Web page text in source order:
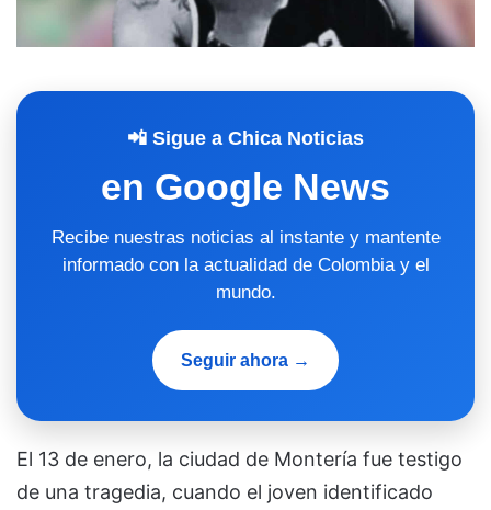
📲 Sigue a Chica Noticias
en Google News
Recibe nuestras noticias al instante y mantente
informado con la actualidad de Colombia y el
mundo.
Seguir ahora →
El 13 de enero, la ciudad de Montería fue testigo
de una tragedia, cuando el joven identificado